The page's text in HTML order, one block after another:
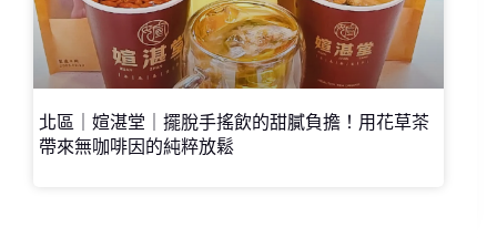
北區｜媗湛堂｜擺脫手搖飲的甜膩負擔！用花草茶
帶來無咖啡因的純粹放鬆